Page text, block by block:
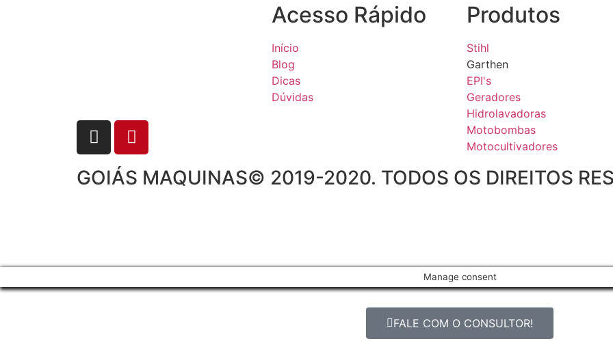
Acesso Rápido
Início
Blog
Dicas
Dúvidas
Produtos
Stihl
Garthen
EPI's
Geradores
Hidrolavadoras
Motobombas
Motocultivadores
GOIÁS MAQUINAS© 2019-2020. TODOS OS DIREITOS
Manage consent
FALE COM O CONSULTOR!